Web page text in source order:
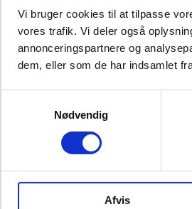
Vi bruger cookies til at tilpasse
vores trafik. Vi deler også
annonceringspartnere og
dem, eller som de har indsamlet
Nødvendig
Afvis